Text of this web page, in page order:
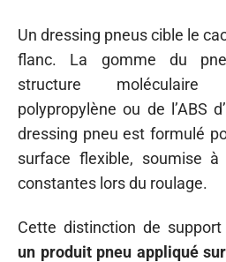
Un dressing pneus cible le
flanc. La gomme du
structure
polypropylène ou de l’ABS
dressing pneu est formulé
surface flexible, soumise
constantes lors du roulage.
Cette distinction de
un produit pneu appliqué